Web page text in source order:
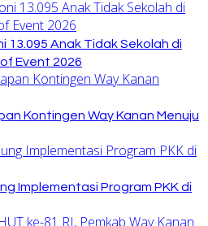
13.095 Anak Tidak Sekolah di
Event 2026
Kontingen Way Kanan Menuju
Implementasi Program PKK di